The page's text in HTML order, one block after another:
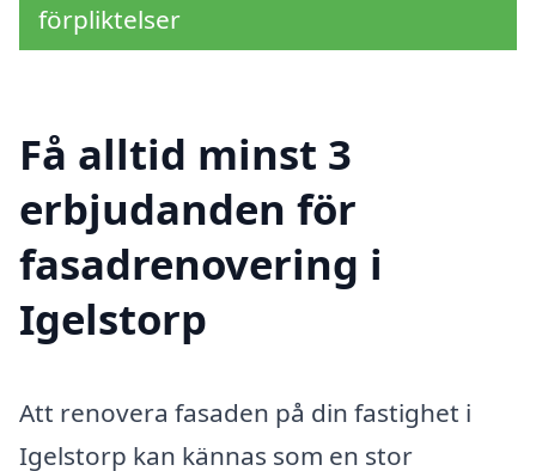
förpliktelser
Få alltid minst 3
erbjudanden för
fasadrenovering i
Igelstorp
Att renovera fasaden på din fastighet i
Igelstorp kan kännas som en stor